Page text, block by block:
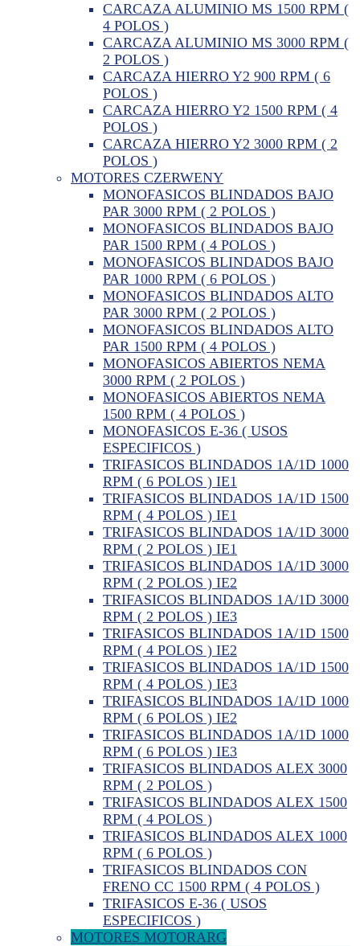
CARCAZA ALUMINIO MS 1500 RPM (
4 POLOS )
CARCAZA ALUMINIO MS 3000 RPM (
2 POLOS )
CARCAZA HIERRO Y2 900 RPM ( 6
POLOS )
CARCAZA HIERRO Y2 1500 RPM ( 4
POLOS )
CARCAZA HIERRO Y2 3000 RPM ( 2
POLOS )
MOTORES CZERWENY
MONOFASICOS BLINDADOS BAJO
PAR 3000 RPM ( 2 POLOS )
MONOFASICOS BLINDADOS BAJO
PAR 1500 RPM ( 4 POLOS )
MONOFASICOS BLINDADOS BAJO
PAR 1000 RPM ( 6 POLOS )
MONOFASICOS BLINDADOS ALTO
PAR 3000 RPM ( 2 POLOS )
MONOFASICOS BLINDADOS ALTO
PAR 1500 RPM ( 4 POLOS )
MONOFASICOS ABIERTOS NEMA
3000 RPM ( 2 POLOS )
MONOFASICOS ABIERTOS NEMA
1500 RPM ( 4 POLOS )
MONOFASICOS E-36 ( USOS
ESPECIFICOS )
TRIFASICOS BLINDADOS 1A/1D 1000
RPM ( 6 POLOS ) IE1
TRIFASICOS BLINDADOS 1A/1D 1500
RPM ( 4 POLOS ) IE1
TRIFASICOS BLINDADOS 1A/1D 3000
RPM ( 2 POLOS ) IE1
TRIFASICOS BLINDADOS 1A/1D 3000
RPM ( 2 POLOS ) IE2
TRIFASICOS BLINDADOS 1A/1D 3000
RPM ( 2 POLOS ) IE3
TRIFASICOS BLINDADOS 1A/1D 1500
RPM ( 4 POLOS ) IE2
TRIFASICOS BLINDADOS 1A/1D 1500
RPM ( 4 POLOS ) IE3
TRIFASICOS BLINDADOS 1A/1D 1000
RPM ( 6 POLOS ) IE2
TRIFASICOS BLINDADOS 1A/1D 1000
RPM ( 6 POLOS ) IE3
TRIFASICOS BLINDADOS ALEX 3000
RPM ( 2 POLOS )
TRIFASICOS BLINDADOS ALEX 1500
RPM ( 4 POLOS )
TRIFASICOS BLINDADOS ALEX 1000
RPM ( 6 POLOS )
TRIFASICOS BLINDADOS CON
FRENO CC 1500 RPM ( 4 POLOS )
TRIFASICOS E-36 ( USOS
ESPECIFICOS )
MOTORES MOTORARG